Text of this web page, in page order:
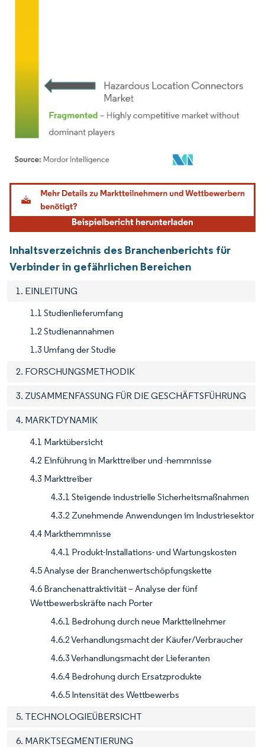
Bild © Mordor Intelligence. Wiederverwendung erfordert Namensnennung gemäß
Inhaltsverzeichnis des Branchenberichts für
Verbinder in gefährlichen Bereichen
1. EINLEITUNG
1.1 Studienlieferumfang
1.2 Studienannahmen
1.3 Umfang der Studie
2. FORSCHUNGSMETHODIK
3. ZUSAMMENFASSUNG FÜR DIE GESCHÄFTSFÜHRUNG
4. MARKTDYNAMIK
4.1 Marktübersicht
4.2 Einführung in Markttreiber und -hemmnisse
4.3 Markttreiber
4.3.1 Steigende industrielle Sicherheitsmaßnahmen
4.3.2 Zunehmende Anwendungen im Industriesektor
4.4 Markthemmnisse
4.4.1 Produkt-Installations- und Wartungskosten
4.5 Analyse der Branchenwertschöpfungskette
4.6 Branchenattraktivität – Analyse der fünf
Wettbewerbskräfte nach Porter
4.6.1 Bedrohung durch neue Marktteilnehmer
4.6.2 Verhandlungsmacht der Käufer/Verbraucher
4.6.3 Verhandlungsmacht der Lieferanten
4.6.4 Bedrohung durch Ersatzprodukte
4.6.5 Intensität des Wettbewerbs
5. TECHNOLOGIEÜBERSICHT
6. MARKTSEGMENTIERUNG